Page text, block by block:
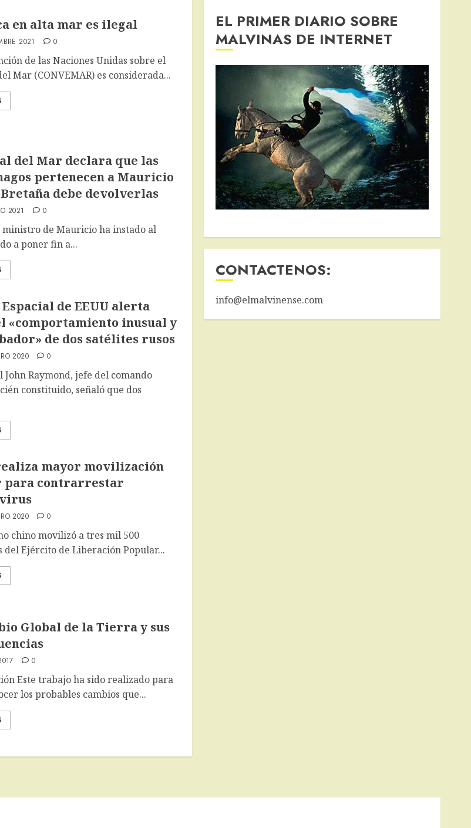
en alta mar es ilegal
2021 0
de las Naciones Unidas sobre el
Mar (CONVEMAR) es considerada...
del Mar declara que las
pertenecen a Mauricio
debe devolverlas
2021 0
de Mauricio ha instado al
a poner fin a...
de EEUU alerta
«comportamiento inusual y
de dos satélites rusos
2020 0
John Raymond, jefe del comando
constituido, señaló que dos
mayor movilización
contrarrestar
2020 0
chino movilizó a tres mil 500
del Ejército de Liberación Popular...
Global de la Tierra y sus
0
Este trabajo ha sido realizado para
los probables cambios que...
EL PRIMER DIARIO SOBRE
MALVINAS DE INTERNET
CONTACTENOS:
info@elmalvinense.com